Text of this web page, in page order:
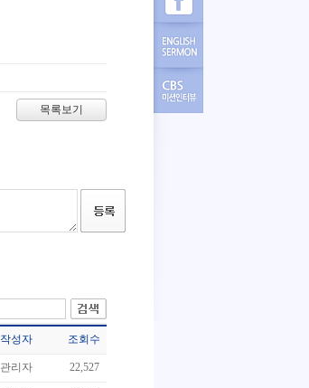
목록보기
작성자 조회수
관리자 22,527